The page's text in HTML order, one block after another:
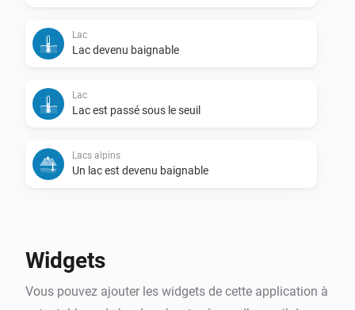
Lac
Lac devenu baignable
Lac
Lac est passé sous le seuil
Lacs alpins
Un lac est devenu baignable
Lacs alpins
Lac principal est passé sous le seuil
Widgets
Vous pouvez ajouter les widgets de cette application à